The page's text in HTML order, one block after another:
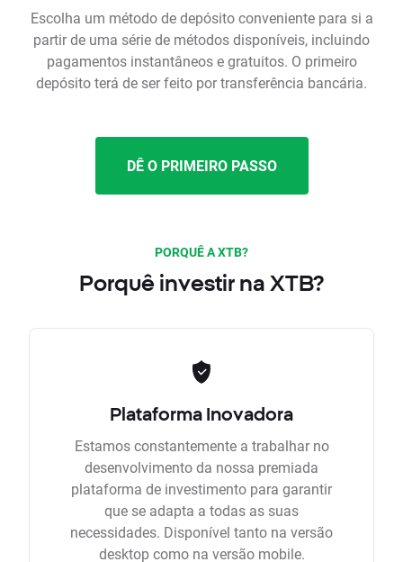
Escolha um método de depósito conveniente para si a
partir de uma série de métodos disponíveis, incluindo
pagamentos instantâneos e gratuitos. O primeiro
depósito terá de ser feito por transferência bancária.
DÊ O PRIMEIRO PASSO
PORQUÊ A XTB?
Porquê investir na XTB?
Plataforma Inovadora
Estamos constantemente a trabalhar no
desenvolvimento da nossa premiada
plataforma de investimento para garantir
que se adapta a todas as suas
necessidades. Disponível tanto na versão
desktop como na versão mobile.